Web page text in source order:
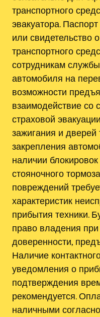
транспортного
эвакуатора.
или свидетельство
транспортного
сотрудникам
автомобиля на
возможности
взаимодействие со
страховой
зажигания и дверей
закрепления
наличии
стояночного
повреждений
характеристик
прибытия техники.
право владения
доверенности,
Наличие
уведомления о
подтверждения
рекомендуется.
наличными